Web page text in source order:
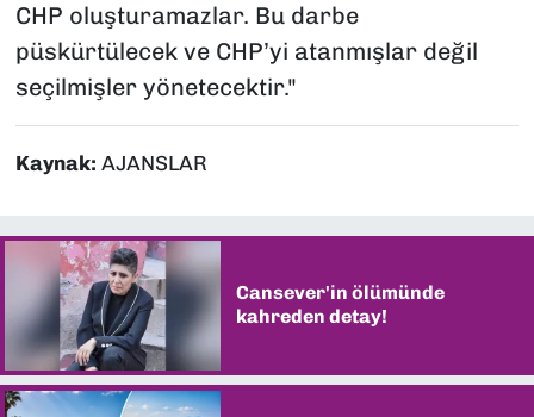
CHP oluşturamazlar. Bu darbe
püskürtülecek ve CHP’yi atanmışlar değil
seçilmişler yönetecektir."
Kaynak: AJANSLAR
Cansever'in ölümünde
kahreden detay!